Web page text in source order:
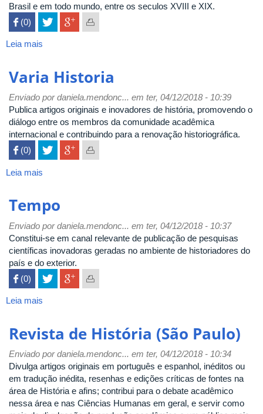
Brasil e em todo mundo, entre os seculos XVIII e XIX.
 (0)
Leia mais
Varia Historia
Enviado pordaniela.mendonc... em ter, 04/12/2018 - 10:39
Publica artigos originais e inovadores de história, promovendo o
diálogo entre os membros da comunidade acadêmica
internacional e contribuindo para a renovação historiográfica.
 (0)
Leia mais
Tempo
Enviado pordaniela.mendonc... em ter, 04/12/2018 - 10:37
Constitui-se em canal relevante de publicação de pesquisas
científicas inovadoras geradas no ambiente de historiadores do
país e do exterior.
 (0)
Leia mais
Revista de História (São Paulo)
Enviado pordaniela.mendonc... em ter, 04/12/2018 - 10:34
Divulga artigos originais em português e espanhol, inéditos ou
em tradução inédita, resenhas e edições críticas de fontes na
área de História e afins; contribui para o debate acadêmico
nessa área e nas Ciências Humanas em geral, e servir como